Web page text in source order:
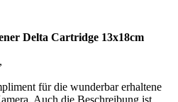
Delta Cartridge 13x18cm
für die wunderbar erhaltene
Auch die Beschreibung ist